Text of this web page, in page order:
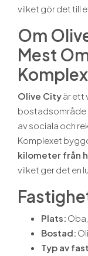
vilket gör det till
Om
Mest
Olive Cityär ett
bostadsområde
av sociala och
Komplexet
kilometer från
vilket ger det en
Plats:
Bostad:
Typ av